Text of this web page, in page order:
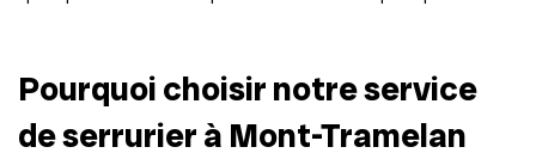
Pourquoi choisir notre service
de serrurier à Mont-Tramelan